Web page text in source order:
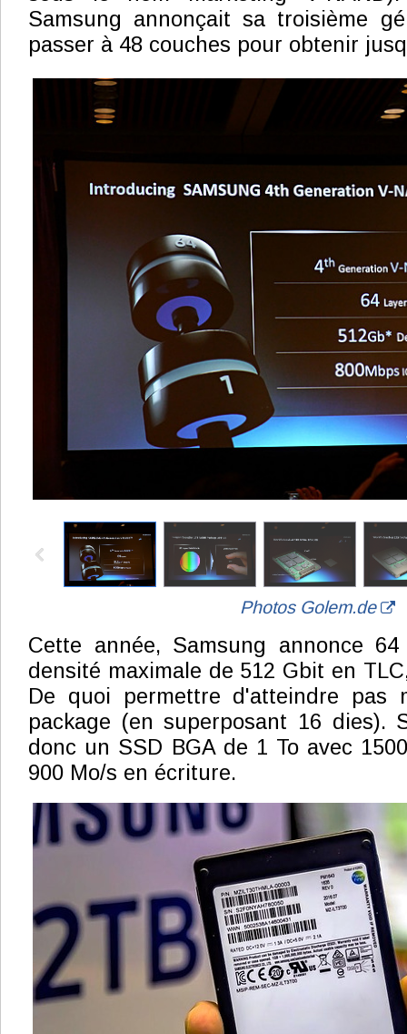
Samsung annonçait sa troisième
passer à 48 couches pour obtenir
Photos Golem.de
Cette année, Samsung annonce
densité maximale de 512 Gbit en
De quoi permettre d'atteindre pas
package (en superposant 16 dies).
donc un SSD BGA de 1 To avec
900 Mo/s en écriture.